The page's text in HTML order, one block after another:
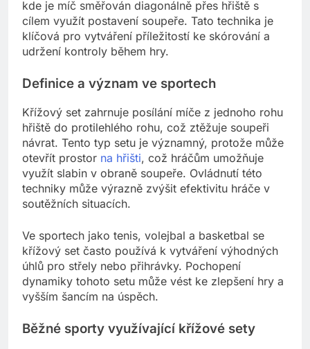
kde je míč směřován diagonálně přes hřiště s
cílem využít postavení soupeře. Tato technika je
klíčová pro vytváření příležitostí ke skórování a
udržení kontroly během hry.
Definice a význam ve sportech
Křížový set zahrnuje posílání míče z jednoho rohu
hřiště do protilehlého rohu, což ztěžuje soupeři
návrat. Tento typ setu je významný, protože může
otevřít prostor na hřišti, což hráčům umožňuje
využít slabin v obraně soupeře. Ovládnutí této
techniky může výrazně zvýšit efektivitu hráče v
soutěžních situacích.
Ve sportech jako tenis, volejbal a basketbal se
křížový set často používá k vytváření výhodných
úhlů pro střely nebo přihrávky. Pochopení
dynamiky tohoto setu může vést ke zlepšení hry a
vyšším šancím na úspěch.
Běžné sporty využívající křížové sety